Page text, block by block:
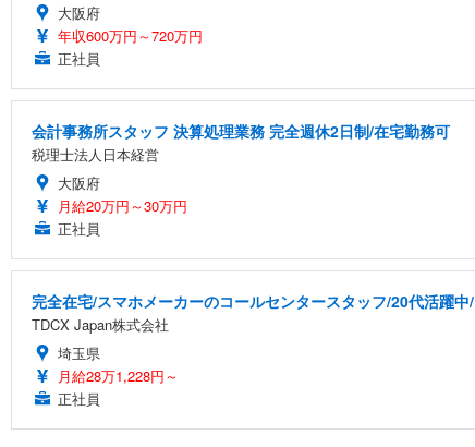
大阪府
年収600万円～720万円
正社員
会計事務所スタッフ 決算処理業務 完全週休2日制/在宅勤務可
税理士法人日本経営
大阪府
月給20万円～30万円
正社員
完全在宅/スマホメーカーのコールセンタースタッフ/20代活躍
TDCX Japan株式会社
埼玉県
月給28万1,228円～
正社員